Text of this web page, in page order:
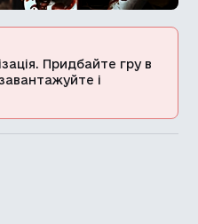
Придбайте гру в
і